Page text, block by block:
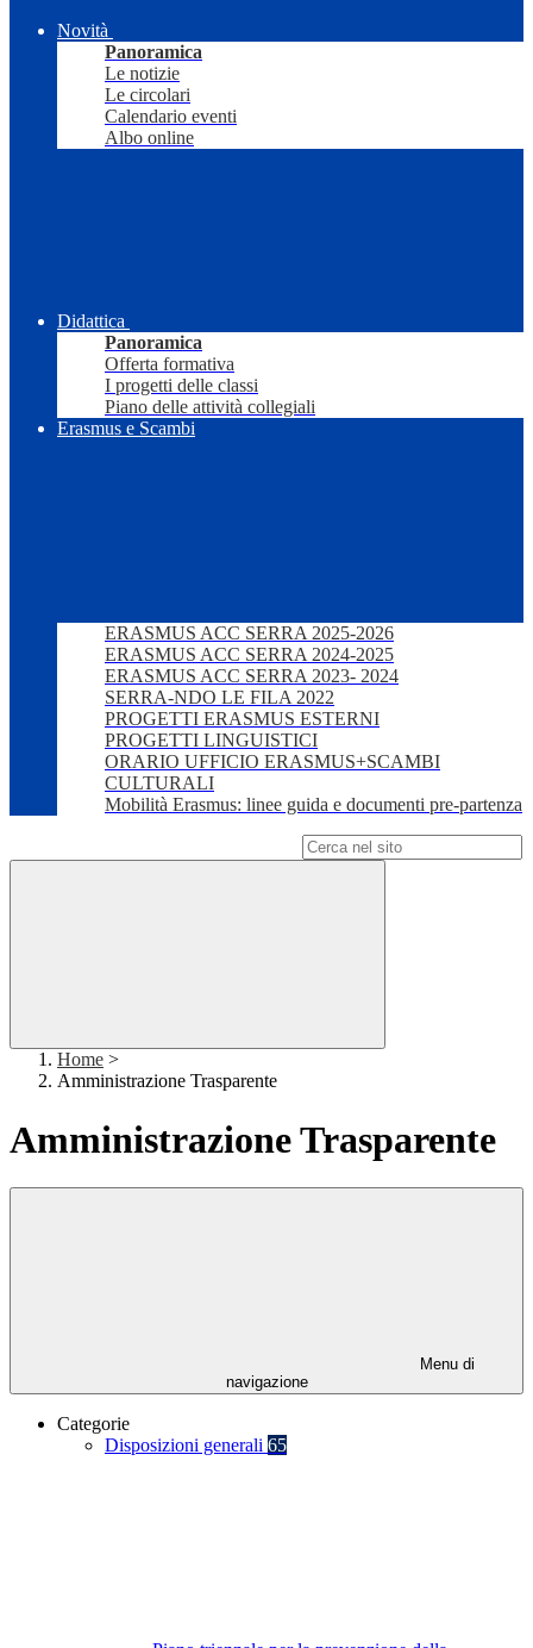
Novità
Panoramica
Le notizie
Le circolari
Calendario eventi
Albo online
Didattica
Panoramica
Offerta formativa
I progetti delle classi
Piano delle attività collegiali
Erasmus e Scambi
ERASMUS ACC SERRA 2025-2026
ERASMUS ACC SERRA 2024-2025
ERASMUS ACC SERRA 2023- 2024
SERRA-NDO LE FILA 2022
PROGETTI ERASMUS ESTERNI
PROGETTI LINGUISTICI
ORARIO UFFICIO ERASMUS+SCAMBI
CULTURALI
Mobilità Erasmus: linee guida e documenti pre-partenza
Home >
Amministrazione Trasparente
Amministrazione Trasparente
Menu di
navigazione
Categorie
Disposizioni generali 65